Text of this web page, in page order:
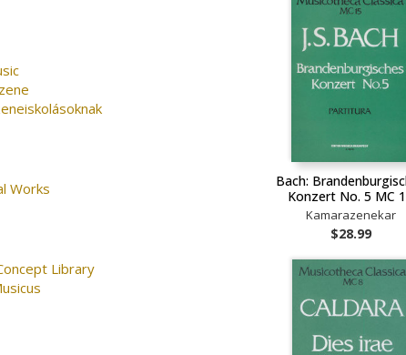
Works
Library
Bach:
Konzert No. 5 MC
Kamarazenekar
$28.99